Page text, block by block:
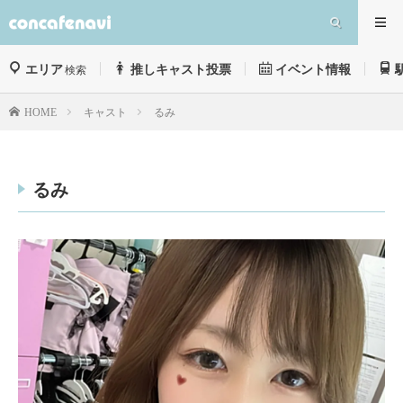
エリア検索 推しキャスト投票 イベント情報
HOME キャスト るみ
るみ